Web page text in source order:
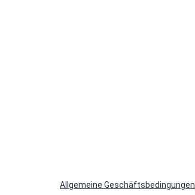
Allgemeine Geschäftsbedingungen